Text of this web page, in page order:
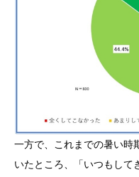
一方で、これまでの暑い時
いたところ、「いつもして